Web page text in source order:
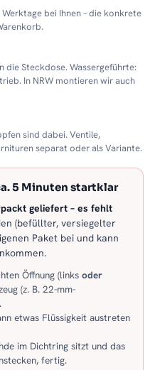
bei Ihnen – die konkrete
die Steckdose. Wassergeführte:
In NRW montieren wir auch
sind dabei. Ventile,
separat oder als Variante.
5 Minuten startklar
geliefert – es fehlt
(befüllter, versiegelter
Paket bei und kann
Öffnung (links oder
(z. B. 22-mm-
etwas Flüssigkeit austreten
im Dichtring sitzt und das
fertig.